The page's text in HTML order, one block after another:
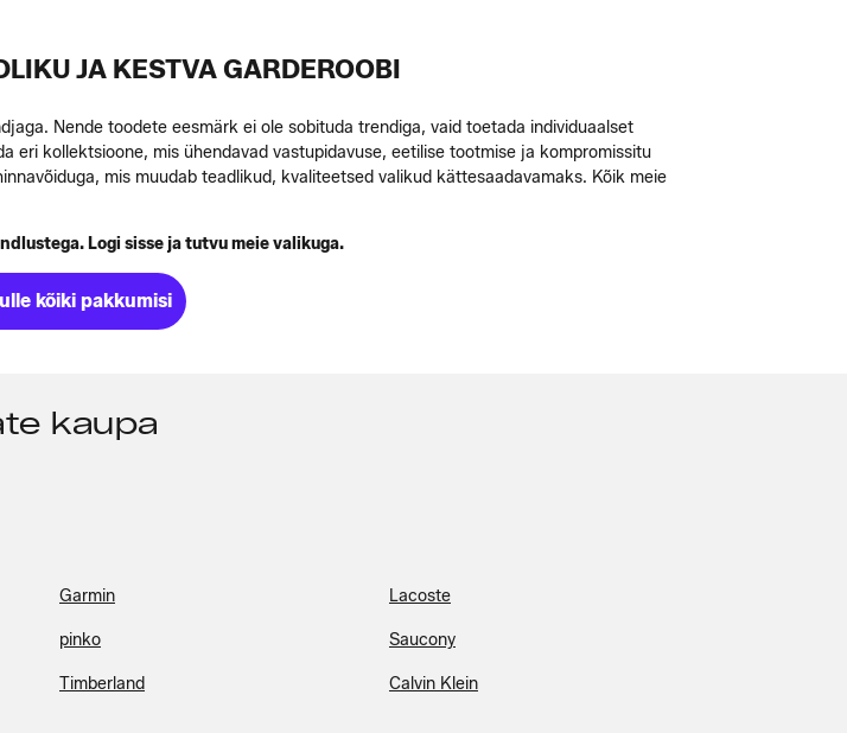
JA KESTVA GARDEROOBI
Nende toodete eesmärk ei ole sobituda trendiga, vaid toetada individuaalset
kollektsioone, mis ühendavad vastupidavuse, eetilise tootmise ja kompromissitu
mis muudab teadlikud, kvaliteetsed valikud kättesaadavamaks. Kõik meie
Logi sisse ja tutvu meie valikuga.
kõiki pakkumisi
kaupa
Garmin Lacoste
pinko Saucony
Timberland Calvin Klein